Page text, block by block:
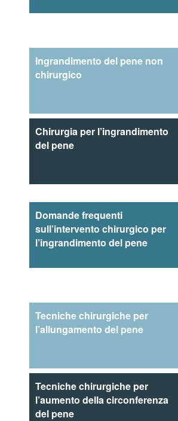
Ingrandimento del pene non
chirurgico
Chirurgia per l’ingrandimento
del pene
Domande frequenti
sull’intervento chirurgico per
l’ingrandimento del pene
Tecniche chirurgiche per
l’allungamento del pene
Tecniche chirurgiche per
l’aumento della circonferenza
del pene